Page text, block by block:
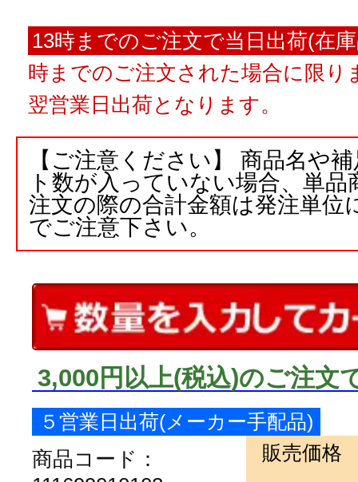
13時までのご注文で当日出荷(在
時までのご注文された場合に限り
翌営業日出荷となります。
【ご注意ください】 商品名や
ト数が入っていない場合、単
注文の際の合計金額は発注単位
でご注意下さい。
3,000円以上(税込)のご注文
５営業日出荷(メーカー手配品)
商品コード：
販売価格